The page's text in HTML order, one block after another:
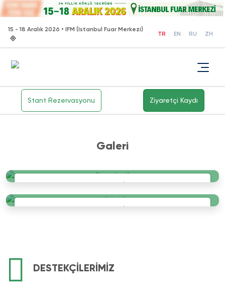
15 - 18 Aralık 2026 • IFM (Istanbul Fuar Merkezi)
TR EN RU ZH
Stant Rezervasyonu Ziyaretçi Kaydı
Galeri
DESTEKÇİLERİMİZ